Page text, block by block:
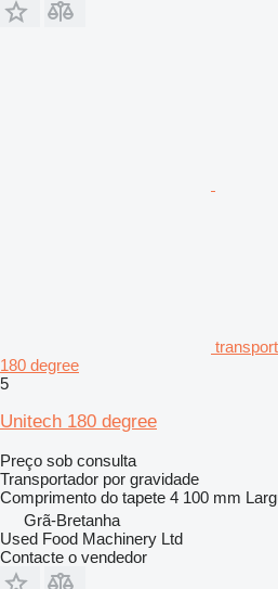
180 degree
5
Unitech 180 degree
Preço sob consulta
Transportador por gravidade
Comprimento do tapete 4 100 mm
Grã-Bretanha
Used Food Machinery Ltd
Contacte o vendedor